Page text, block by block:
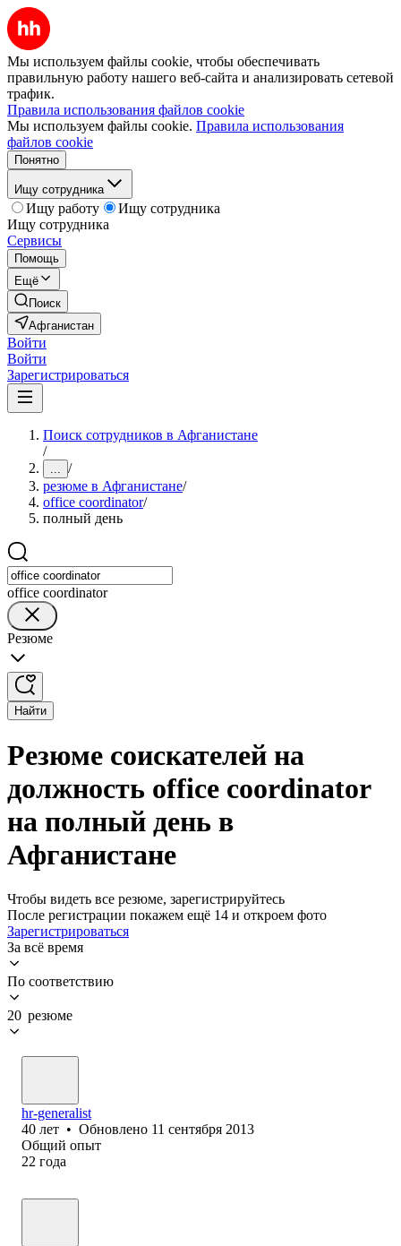
Мы используем файлы cookie, чтобы обеспечивать
правильную работу нашего веб-сайта и анализировать сетевой
трафик.
Правила использования файлов cookie
Мы используем файлы cookie. Правила использования
файлов cookie
Понятно
Ищу сотрудника
Ищу работу
Ищу сотрудника
Ищу сотрудника
Сервисы
Помощь
Ещё
Поиск
Афганистан
Войти
Войти
Зарегистрироваться
Поиск сотрудников в Афганистане
/
... /
резюме в Афганистане/
office coordinator/
полный день
office coordinator
Резюме
Найти
Резюме соискателей на
должность office coordinator
на полный день в
Афганистане
Чтобы видеть все резюме, зарегистрируйтесь
После регистрации покажем ещё 14 и откроем фото
Зарегистрироваться
За всё время
По соответствию
20 резюме
hr-generalist
40 лет • Обновлено 11 сентября 2013
Общий опыт
22 года